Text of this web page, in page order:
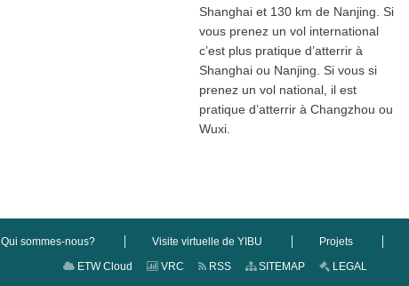
Shanghai et 130 km de Nanjing. Si
vous prenez un vol international
c’est plus pratique d’atterrir à
Shanghai ou Nanjing. Si vous si
prenez un vol national, il est
pratique d’atterrir à Changzhou ou
Wuxi.
Qui sommes-nous? Visite virtuelle de YIBU Projets
ETW Cloud
VRC RSS SITEMAP
LEGAL